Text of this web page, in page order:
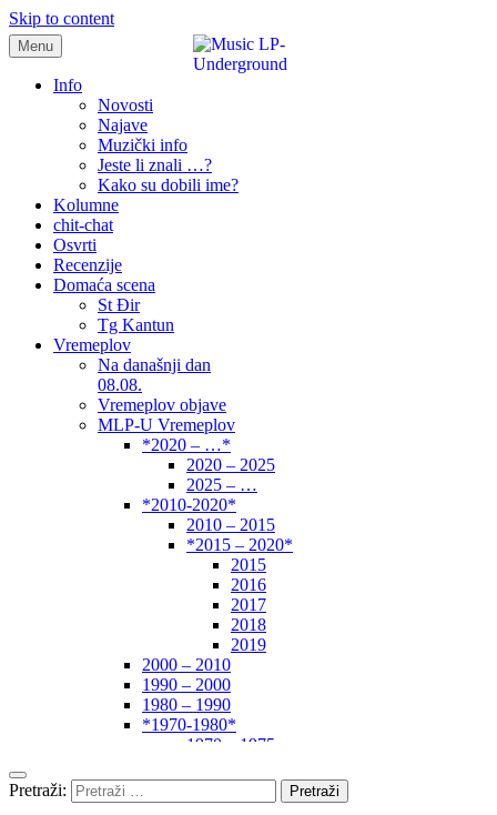
Skip to content
samo muzika i …..
Menu
Info
Novosti
Najave
Muzički info
Jeste li znali …?
Kako su dobili ime?
Kolumne
chit-chat
Osvrti
Recenzije
Domaća scena
St Đir
Tg Kantun
Vremeplov
Na današnji dan
08.08.
Vremeplov objave
MLP-U Vremeplov
*2020 – …*
2020 – 2025
2025 – …
*2010-2020*
2010 – 2015
*2015 – 2020*
2015
2016
2017
2018
2019
2000 – 2010
1990 – 2000
1980 – 1990
*1970-1980*
1970 – 1975
1960 – 1970
1950 – 1960
Pretraži: